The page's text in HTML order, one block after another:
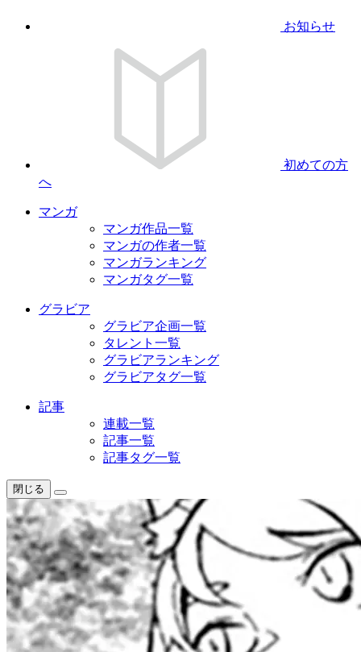
お知らせ
初めての方
へ
マンガ
マンガ作品一覧
マンガの作者一覧
マンガランキング
マンガタグ一覧
グラビア
グラビア企画一覧
タレント一覧
グラビアランキング
グラビアタグ一覧
記事
連載一覧
記事一覧
記事タグ一覧
閉じる